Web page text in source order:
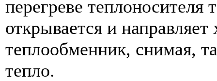
перегреве теплоносителя
открывается и
теплообменник, снимая,
тепло.